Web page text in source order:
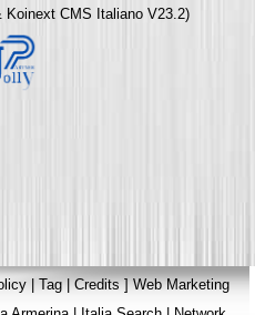
Koinext CMS Italiano V23.2)
| Tag|Credits]Web Marketing